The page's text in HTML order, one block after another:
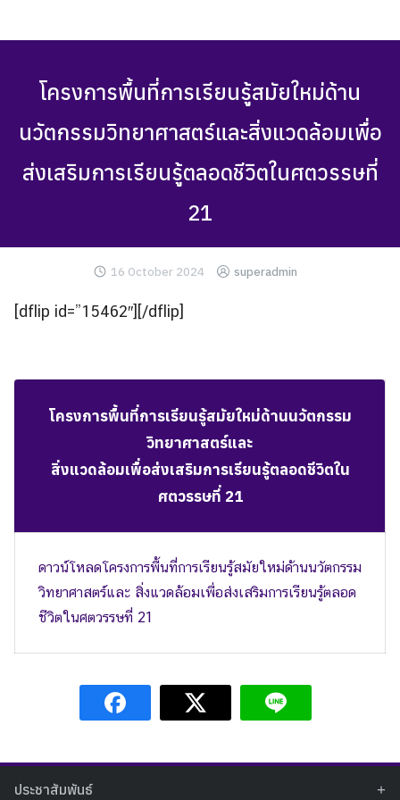
to
Search
โครงการพื้นที่การเรียนรู้สมัยใหม่ด้าน
นวัตกรรมวิทยาศาสตร์และสิ่งแวดล้อมเพื่อ
ส่งเสริมการเรียนรู้ตลอดชีวิตในศตวรรษที่
21
16 October 2024 superadmin
[dflip id=”15462″][/dflip]
โครงการพื้นที่การเรียนรู้สมัยใหม่ด้านนวัตกรรม
วิทยาศาสตร์และ
สิ่งแวดล้อมเพื่อส่งเสริมการเรียนรู้ตลอดชีวิตใน
ศตวรรษที่ 21
ดาวน์โหลดโครงการพื้นที่การเรียนรู้สมัยใหม่ด้านนวัตกรรม
วิทยาศาสตร์และ สิ่งแวดล้อมเพื่อส่งเสริมการเรียนรู้ตลอด
ชีวิตในศตวรรษที่ 21
ประชาสัมพันธ์